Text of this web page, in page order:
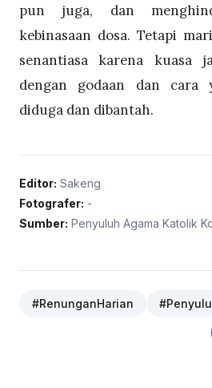
pun juga, dan
kebinasaan dosa. Tetapi
senantiasa karena kuasa
dengan godaan dan cara
diduga dan dibantah.
Editor: Sakeng
Fotografer: -
Sumber: Penyuluh Agama Katolik
#RenunganHarian